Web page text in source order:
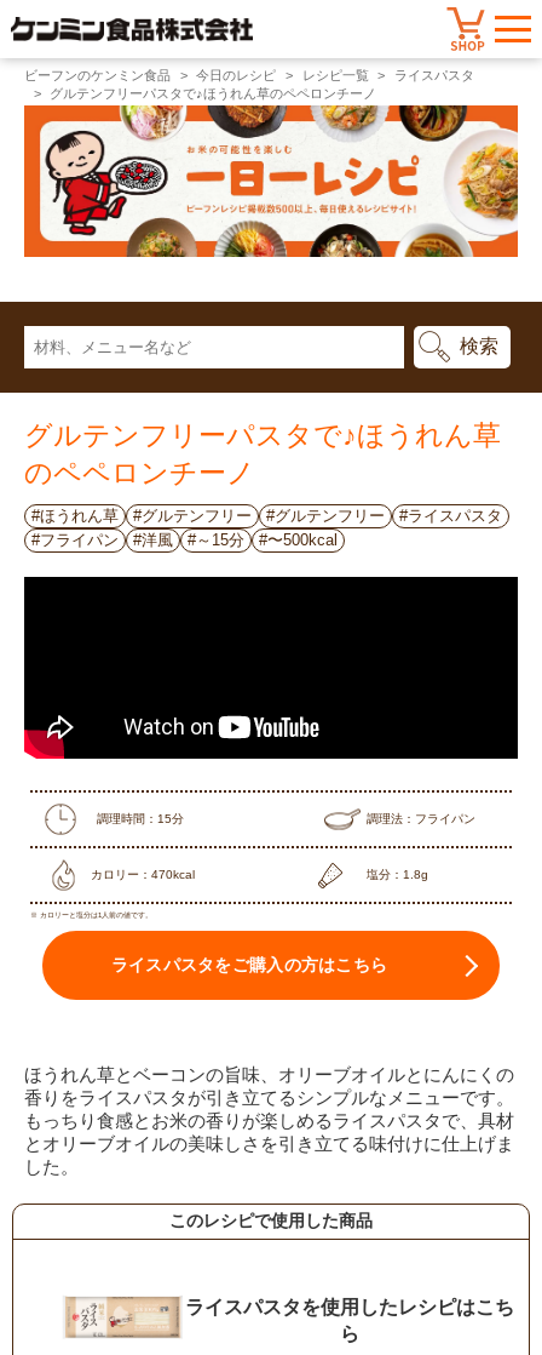
ビーフンのケンミン食品 今日のレシピ レシピ一覧
ライスパスタ
グルテンフリーパスタで♪ほうれん草のペペロンチーノ
グルテンフリーパスタで♪ほうれん草
のペペロンチーノ
#ほうれん草 #グルテンフリー #グルテンフリー
#ライスパスタ
#フライパン
#洋風 #～15分 #〜500kcal
調理時間：15分 調理法：フライパン
カロリー：470kcal 塩分：1.8g
※ カロリーと塩分は1人前の値です。
ライスパスタをご購入の方はこちら
ほうれん草とベーコンの旨味、オリーブオイルとにんにくの
香りをライスパスタが引き立てるシンプルなメニューです。
もっちり食感とお米の香りが楽しめるライスパスタで、具材
とオリーブオイルの美味しさを引き立てる味付けに仕上げま
した。
このレシピで使用した商品
ライスパスタを使用したレシピはこち
ら